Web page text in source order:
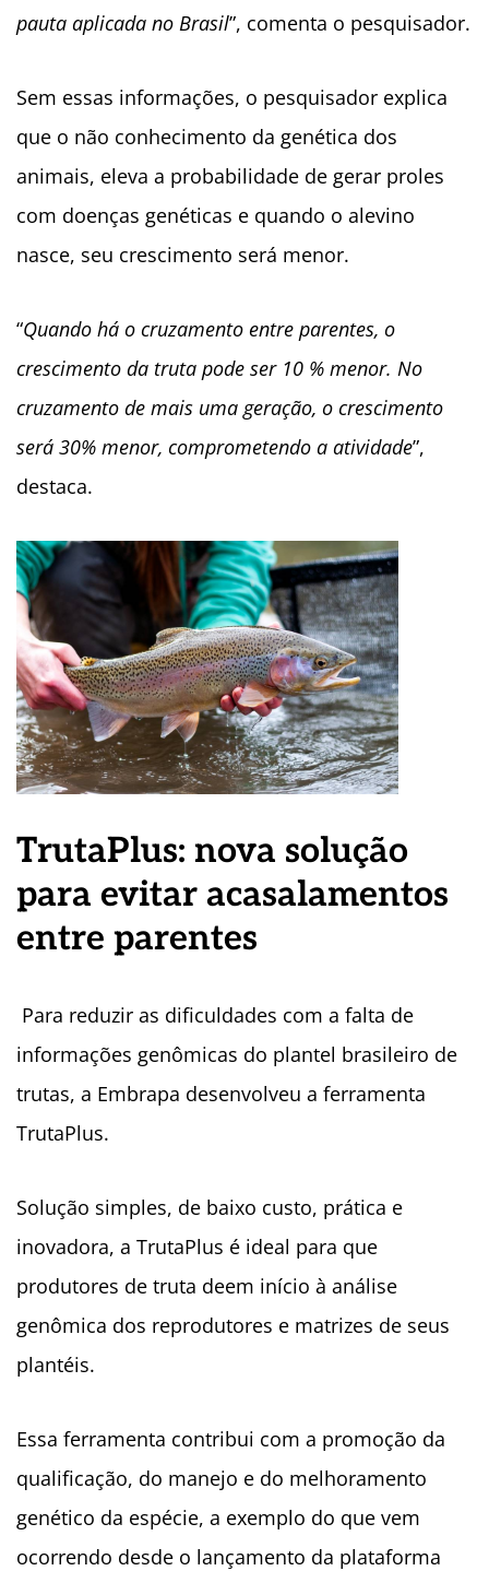
pauta aplicada no Brasil”, comenta o pesquisador.
Sem essas informações, o pesquisador explica
que o não conhecimento da genética dos
animais, eleva a probabilidade de gerar proles
com doenças genéticas e quando o alevino
nasce, seu crescimento será menor.
“Quando há o cruzamento entre parentes, o
crescimento da truta pode ser 10 % menor. No
cruzamento de mais uma geração, o crescimento
será 30% menor, comprometendo a atividade”,
destaca.
TrutaPlus: nova solução
para evitar acasalamentos
entre parentes
Para reduzir as dificuldades com a falta de
informações genômicas do plantel brasileiro de
trutas, a Embrapa desenvolveu a ferramenta
TrutaPlus.
Solução simples, de baixo custo, prática e
inovadora, a TrutaPlus é ideal para que
produtores de truta deem início à análise
genômica dos reprodutores e matrizes de seus
plantéis.
Essa ferramenta contribui com a promoção da
qualificação, do manejo e do melhoramento
genético da espécie, a exemplo do que vem
ocorrendo desde o lançamento da plataforma